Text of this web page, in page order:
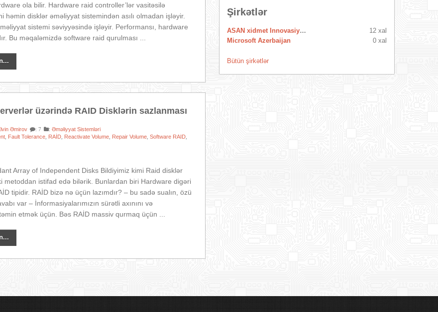
ola bilir. Hardware raid controller’lər vasitəsilə
həmin disklər əməliyyat sistemindən asılı olmadan işləyir.
sistemi səviyyəsində işləyir. Performansı, hardware
Bu məqaləmizdə software raid qurulması ...
üzərində RAID Disklərin sazlanması
Əmirov : 7 :Əməliyyat Sistemləri
Fault Tolerance RAİD Reactivate Volume Repair Volume ,Software RAID
Array of Independent Disks Bildiyimiz kimi Raid disklər
metoddan istifad edə bilərik. Bunlardan biri Hardware digəri
tipidir. RAİD bizə nə üçün lazımdır? – bu sadə sualın, özü
var – İnformasiyalarımızın sürətli axınını və
etmək üçün. Bəs RAİD massiv qurmaq üçün ...
Şirkətlər
ASAN xidmet Innovasiya Mərkəzi
12 xal
Microsoft Azerbaijan
0 xal
Bütün şirkətlər